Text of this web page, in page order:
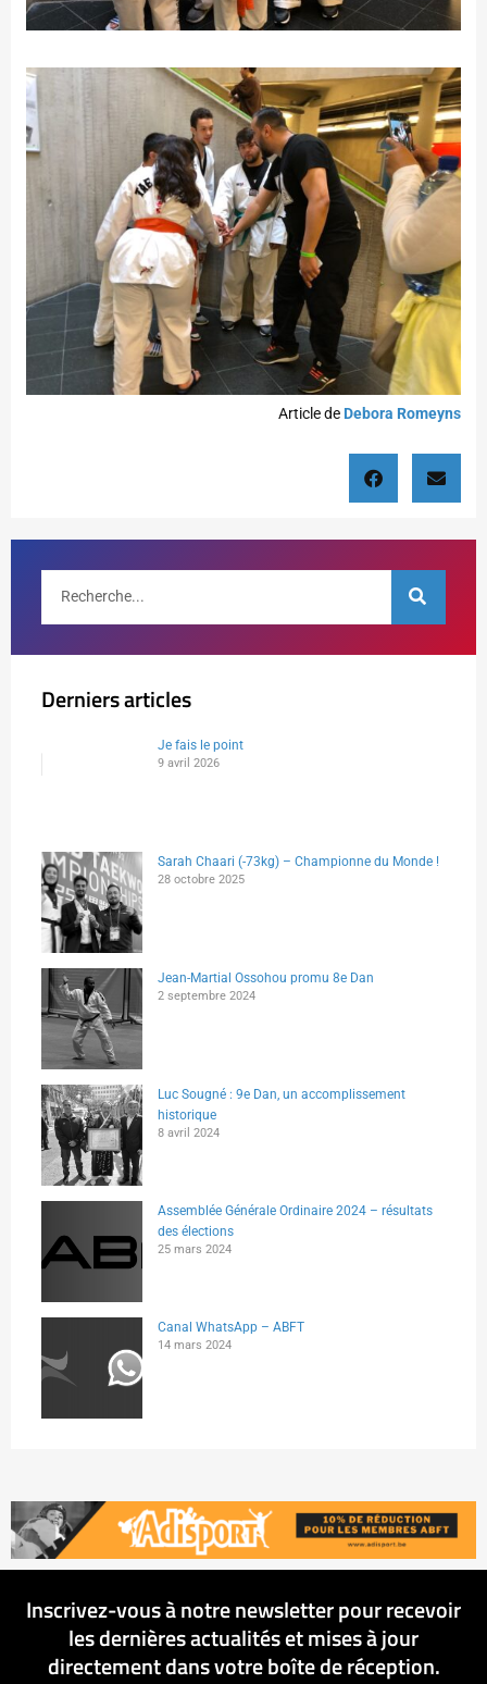
Article de Debora Romeyns
Derniers articles
Je fais le point
9 avril 2026
Sarah Chaari (-73kg) – Championne du Monde !
28 octobre 2025
Jean-Martial Ossohou promu 8e Dan
2 septembre 2024
Luc Sougné : 9e Dan, un accomplissement
historique
8 avril 2024
Assemblée Générale Ordinaire 2024 – résultats
des élections
25 mars 2024
Canal WhatsApp – ABFT
14 mars 2024
Inscrivez-vous à notre newsletter pour recevoir
les dernières actualités et mises à jour
directement dans votre boîte de réception.